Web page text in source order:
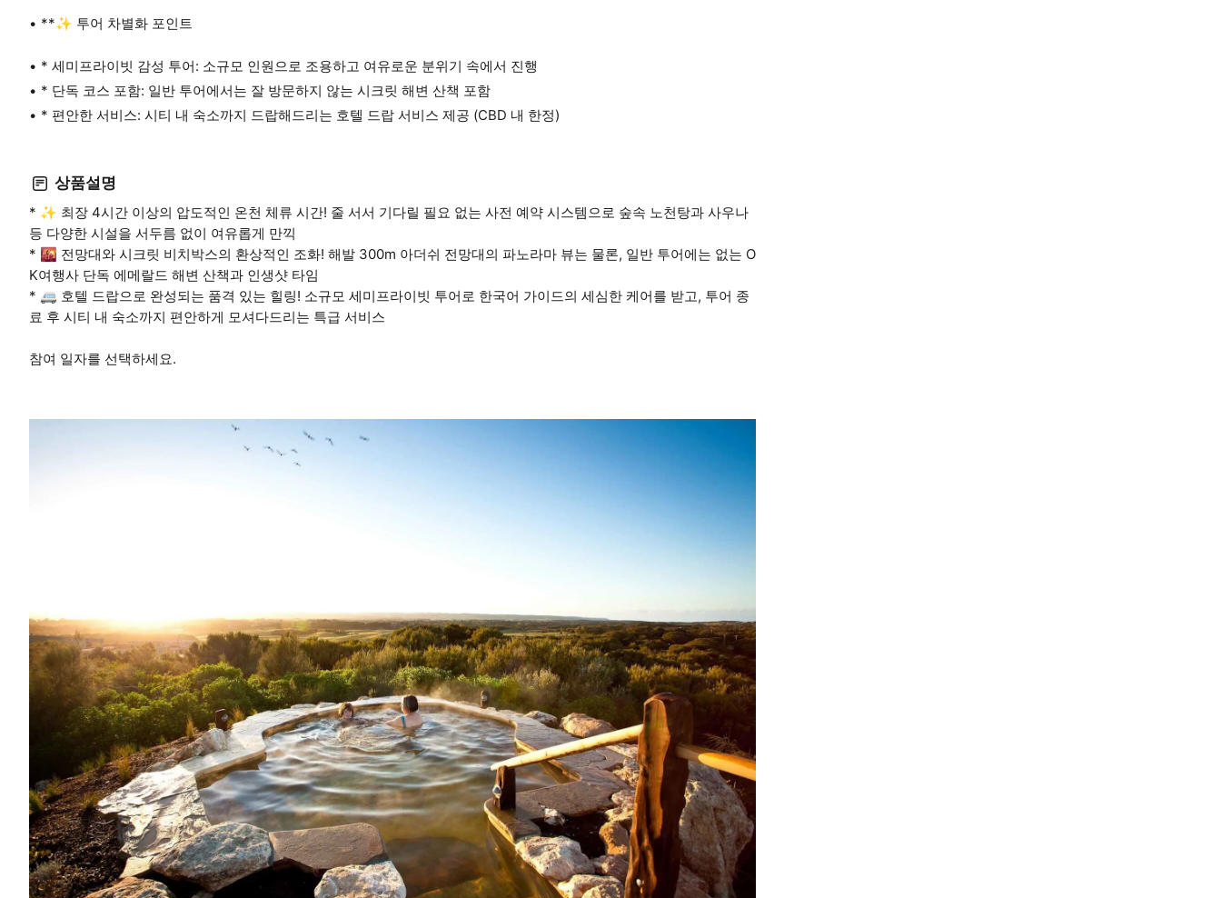
**✨ 투어 차별화 포인트
* 세미프라이빗 감성 투어: 소규모 인원으로 조용하고 여유로운 분위기 속에서 진행
* 단독 코스 포함: 일반 투어에서는 잘 방문하지 않는 시크릿 해변 산책 포함
* 편안한 서비스: 시티 내 숙소까지 드랍해드리는 호텔 드랍 서비스 제공 (CBD 내 한정)
상품설명
* ✨ 최장 4시간 이상의 압도적인 온천 체류 시간! 줄 서서 기다릴 필요 없는 사전 예약 시스템으로 숲속 노천탕과 사우나
등 다양한 시설을 서두름 없이 여유롭게 만끽
* 🌇 전망대와 시크릿 비치박스의 환상적인 조화! 해발 300m 아더쉬 전망대의 파노라마 뷰는 물론, 일반 투어에는 없는 O
K여행사 단독 에메랄드 해변 산책과 인생샷 타임
* 🚐 호텔 드랍으로 완성되는 품격 있는 힐링! 소규모 세미프라이빗 투어로 한국어 가이드의 세심한 케어를 받고, 투어 종
료 후 시티 내 숙소까지 편안하게 모셔다드리는 특급 서비스
참여 일자를 선택하세요.